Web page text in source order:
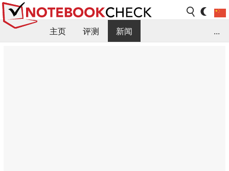
主页 评测
新闻
...